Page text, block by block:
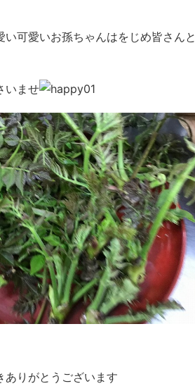
い可愛いお孫ちゃんはをじめ皆さんと
いませ
ありがとうございます